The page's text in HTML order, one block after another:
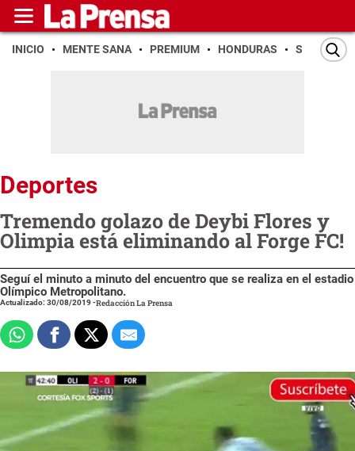
INICIO MENTE SANA PREMIUM HONDURAS SAN PEDRO
Deportes
Tremendo golazo de Deybi Flores y
Olimpia está eliminando al Forge FC!
Seguí el minuto a minuto del encuentro que se realiza en el estadio
Olímpico Metropolitano.
Actualizado: 30/08/2019-Redacción La Prensa